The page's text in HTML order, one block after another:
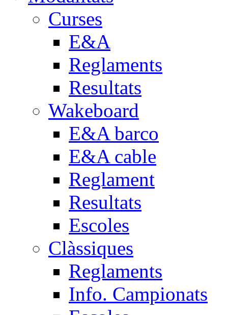
Curses
E&A
Reglaments
Resultats
Wakeboard
E&A barco
E&A cable
Reglament
Resultats
Escoles
Clàssiques
Reglaments
Info. Campionats